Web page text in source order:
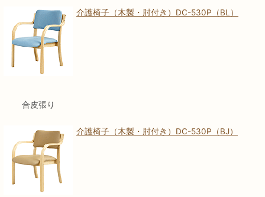
合皮張り
介護椅子（木製・肘付き）DC-530P（BL）
介護椅子（木製・肘付き）DC-530P（BJ）